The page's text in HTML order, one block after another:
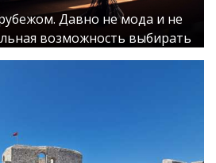
Давно не мода и не
возможность выбирать